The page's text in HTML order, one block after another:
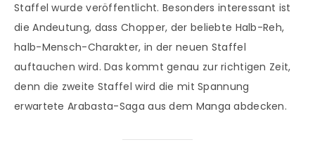
Staffel wurde veröffentlicht. Besonders interessant ist
die Andeutung, dass Chopper, der beliebte Halb-Reh,
halb-Mensch-Charakter, in der neuen Staffel
auftauchen wird. Das kommt genau zur richtigen Zeit,
denn die zweite Staffel wird die mit Spannung
erwartete Arabasta-Saga aus dem Manga abdecken.